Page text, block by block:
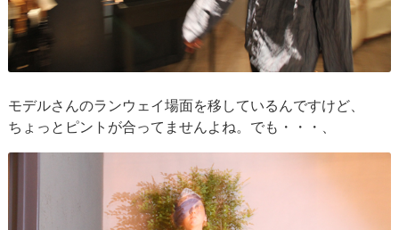
モデルさんのランウェイ場面を移しているんですけど、
ちょっとピントが合ってませんよね。でも・・・、